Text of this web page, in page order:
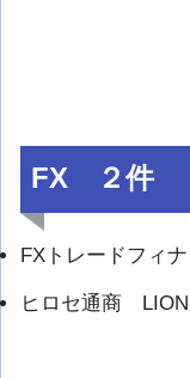
FX ２件
FXトレードフィ
ヒロセ通商